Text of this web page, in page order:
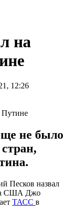
на
12:26
не было
Песков назвал
США Джо
ТАСС в